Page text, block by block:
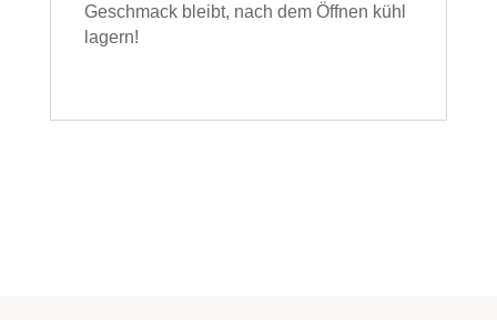
Geschmack bleibt, nach dem Öffnen kühl
lagern!